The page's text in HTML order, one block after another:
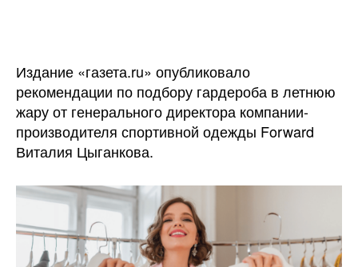
обтягивающую
одежду
в
избежать
Издание «газета.ru» опубликовало
рекомендации по подбору гардероба в летнюю
жару от генерального директора компании-
производителя спортивной одежды Forward
Виталия Цыганкова.